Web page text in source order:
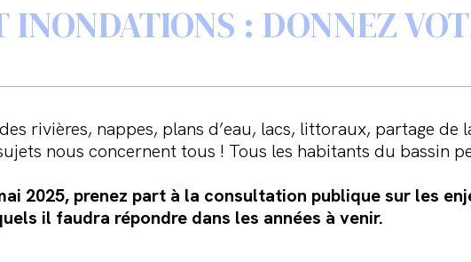
INONDATIONS : DONNEZ
rivières, nappes, plans d’eau, lacs, littoraux, partage
nous concernent tous ! Tous les habitants du bassin
2025, prenez part à la consultation publique sur les
il faudra répondre dans les années à venir.